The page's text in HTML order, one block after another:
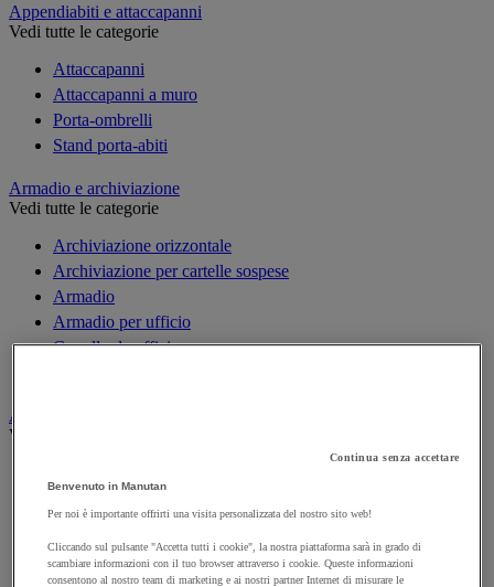
Appendiabiti e attaccapanni
Vedi tutte le categorie
Attaccapanni
Attaccapanni a muro
Porta-ombrelli
Stand porta-abiti
Armadio e archiviazione
Vedi tutte le categorie
Archiviazione orizzontale
Archiviazione per cartelle sospese
Armadio
Armadio per ufficio
Carrello da ufficio
Audiovisivi
Vedi tutte le categorie
Fotocamera, videocamera e binocolo
Insonorizzazione e registrazione professionali
Strumenti per proiezione e videoproiezione
Continua senza accettare
Benvenuto in Manutan
Per noi è importante offrirti una visita personalizzata del nostro sito web!
Cliccando sul pulsante "Accetta tutti i cookie", la nostra piattaforma sarà in grado di
scambiare informazioni con il tuo browser attraverso i cookie. Queste informazioni
consentono al nostro team di marketing e ai nostri partner Internet di misurare le